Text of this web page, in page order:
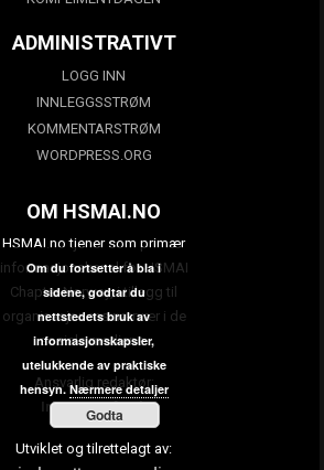
ADMINISTRATIVT
LOGG INN
INNLEGGSSTRØM
KOMMENTARSTRØM
WORDPRESS.ORG
OM HSMAI.NO
HSMAI.no tjener som primær
informasjonskanal for HSMAI
Chapter Norway, i tillegg til
organisasjonens nærvær i de
sosiale mediene.
Ansvarlig redaktør:
Ingunn Hofseth
Utviklet og tilrettelagt av:
Om du fortsetter å bla i
sidene, godtar du
nettstedets bruk av
informasjonskapsler,
utelukkende av praktiske
hensyn.Nærmere detaljer
Godta